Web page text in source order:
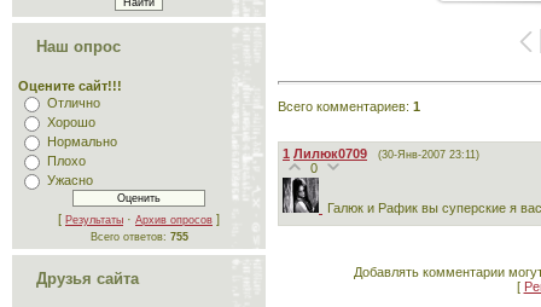
Наш опрос
Оцените сайт!!!
Отлично
Хорошо
Нормально
Плохо
Ужасно
[ Результаты · Архив опросов ]
Всего ответов: 755
Друзья сайта
Всего комментариев: 1
1 Лилюк0709 (30-Янв-2007 23:11)
0
Галюк и Рафик вы суперские я
Добавлять комментарии
[